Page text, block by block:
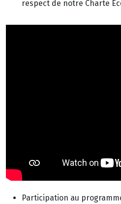
respect de notre Charte
Participation au